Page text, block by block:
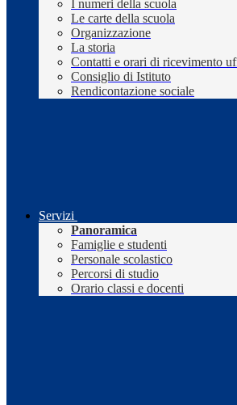
I numeri della scuola
Le carte della scuola
Organizzazione
La storia
Contatti e orari di ricevimento
Consiglio di Istituto
Rendicontazione sociale
Servizi
Panoramica
Famiglie e studenti
Personale scolastico
Percorsi di studio
Orario classi e docenti